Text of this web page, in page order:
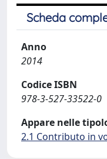
Scheda
Anno
2014
Codice ISBN
978-3-527-33522-0
Appare nelle
2.1 Contributo in